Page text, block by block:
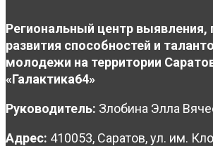
Региональный центр выявления,
развития способностей и
молодежи на территории
«Галактика64»
Руководитель: Злобина Элла
Адрес: 410053, Саратов, ул. им.